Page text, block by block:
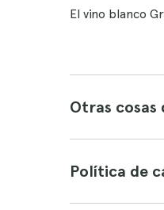
El vino blanco
Otras cosas
Política de